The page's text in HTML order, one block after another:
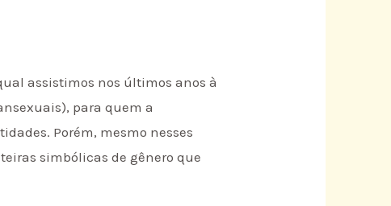
assistimos nos últimos anos à
para quem a
Porém, mesmo nesses
simbólicas de gênero que